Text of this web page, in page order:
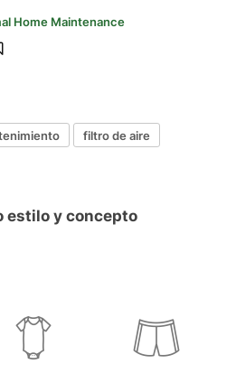
Home Maintenance
filtro de aire
estilo y concepto